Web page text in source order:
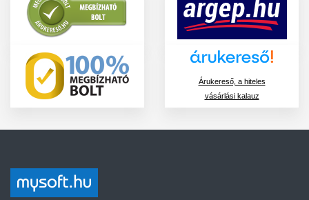
Árukereső, a hiteles
vásárlási kalauz